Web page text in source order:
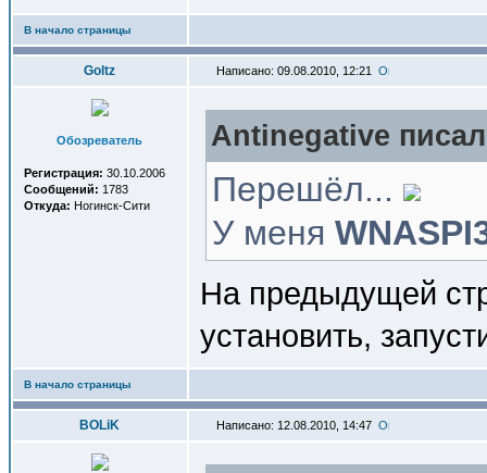
В начало страницы
Goltz Написано: 09.08.2010, 12:21
Обозреватель
Регистрация: 30.10.2006
Сообщений: 1783
Откуда: Ногинск-Сити
Antinegative
Перешёл...
У меня
На предыдущей
установить,
В начало страницы
BOLiK Написано: 12.08.2010, 14:47